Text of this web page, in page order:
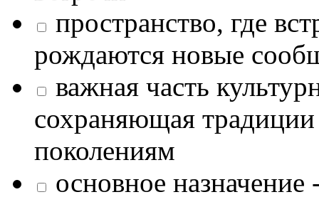
пространство, где
рождаются новые
важная часть
сохраняющая
поколениям
основное назначение